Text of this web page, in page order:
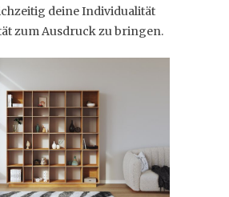
deine Individualität
zum Ausdruck zu bringen.